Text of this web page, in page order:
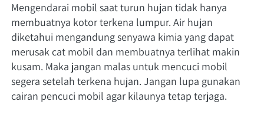
Mengendarai mobil saat turun hujan tidak hanya
membuatnya kotor terkena lumpur. Air hujan
diketahui mengandung senyawa kimia yang dapat
merusak cat mobil dan membuatnya terlihat makin
kusam. Maka jangan malas untuk mencuci mobil
segera setelah terkena hujan. Jangan lupa gunakan
cairan pencuci mobil agar kilaunya tetap terjaga.